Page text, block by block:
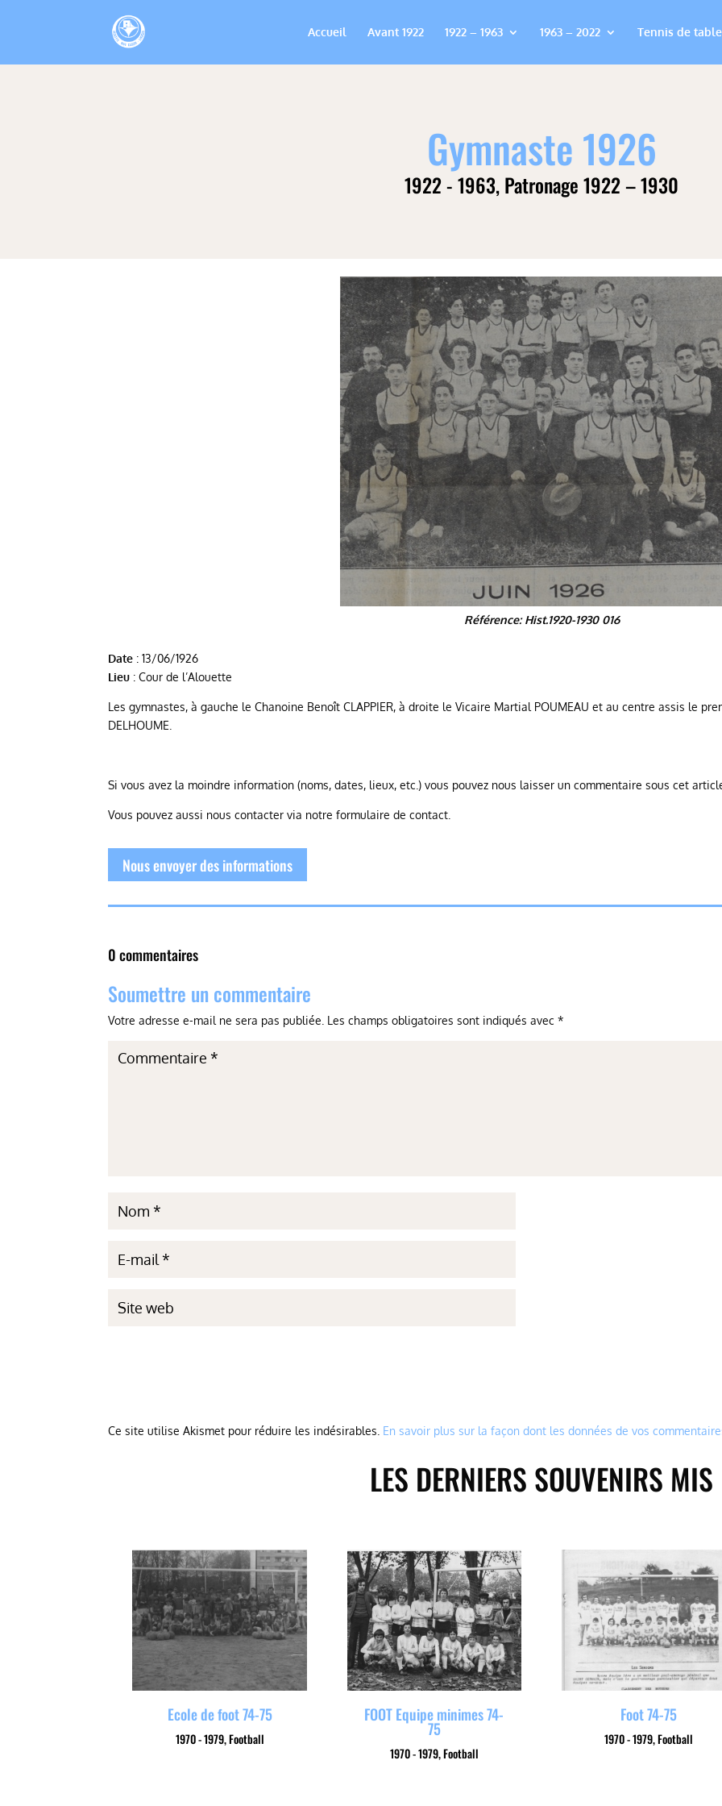
Accueil Avant 1922 1922 – 1963 1963 – 2022 Tennis de table
Gymnaste 1926
1922 - 1963,Patronage 1922 – 1930
Référence: Hist.1920-1930 016
Date : 13/06/1926
Lieu : Cour de l’Alouette
Les gymnastes, à gauche le Chanoine Benoît CLAPPIER, à droite le Vicaire Martial POUMEAU et au centre assis le
DELHOUME.
Si vous avez la moindre information (noms, dates, lieux, etc.) vous pouvez nous laisser un commentaire sous cet
Vous pouvez aussi nous contacter via notre formulaire de contact.
Nous envoyer des informations
0 commentaires
Soumettre un commentaire
Votre adresse e-mail ne sera pas publiée. Les champs obligatoires sont indiqués avec*
Ce site utilise Akismet pour réduire les indésirables. En savoir plus sur la façon dont les données de vos
LES DERNIERS SOUVENIRS MIS
1970 - 1979,Football
Ecole de foot 74-75
1970 - 1979,Football
FOOT Equipe minimes 74-
75 1970 - 1979,Football
Foot 74-75